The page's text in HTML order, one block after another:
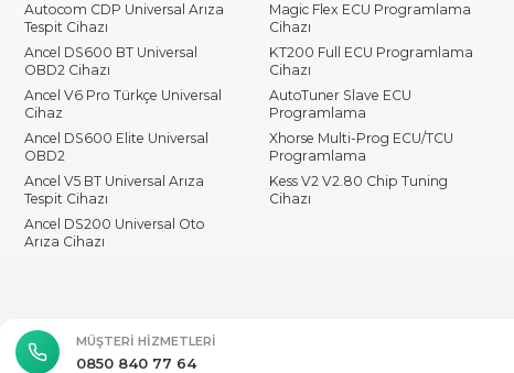
Autocom CDP Universal Arıza
Tespit Cihazı
Ancel DS600 BT Universal
OBD2 Cihazı
Ancel V6 Pro Türkçe Universal
Cihaz
Ancel DS600 Elite Universal
OBD2
Ancel V5 BT Universal Arıza
Tespit Cihazı
Ancel DS200 Universal Oto
Arıza Cihazı
Magic Flex ECU Programlama
Cihazı
KT200 Full ECU Programlama
Cihazı
AutoTuner Slave ECU
Programlama
Xhorse Multi-Prog ECU/TCU
Programlama
Kess V2 V2.80 Chip Tuning
Cihazı
MÜŞTERI HIZMETLERI
0850 840 77 64